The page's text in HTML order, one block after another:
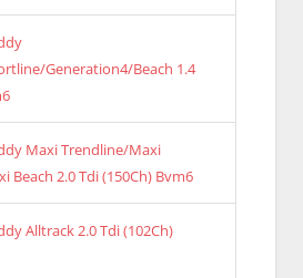
Generation4/Beach 1.4
Maxi Trendline/Maxi
Beach 2.0 Tdi (150Ch) Bvm6
Alltrack 2.0 Tdi (102Ch)